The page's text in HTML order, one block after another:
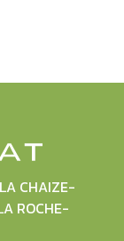
CHAIZE-
ROCHE-